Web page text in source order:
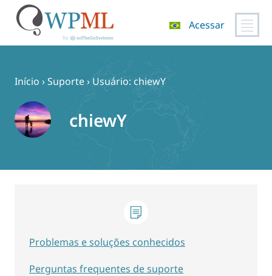
Acessar
Início ›Suporte› Usuário: chiewY
chiewY
Problemas e soluções conhecidos
Perguntas frequentes de suporte